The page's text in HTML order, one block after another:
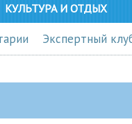
КУЛЬТУРА И ОТДЫХ
Экспертный